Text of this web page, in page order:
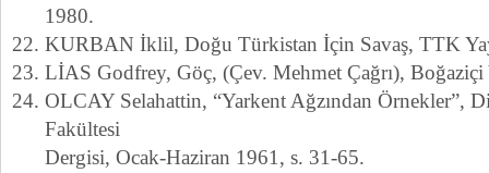
1980.
KURBAN İklil, Doğu Türkistan İçin Savaş, TTK
LİAS Godfrey, Göç, (Çev. Mehmet Çağrı), Boğaziçi
OLCAY Selahattin, “Yarkent Ağzından Örnekler”,
Fakültesi
Dergisi, Ocak-Haziran 1961, s. 31-65.